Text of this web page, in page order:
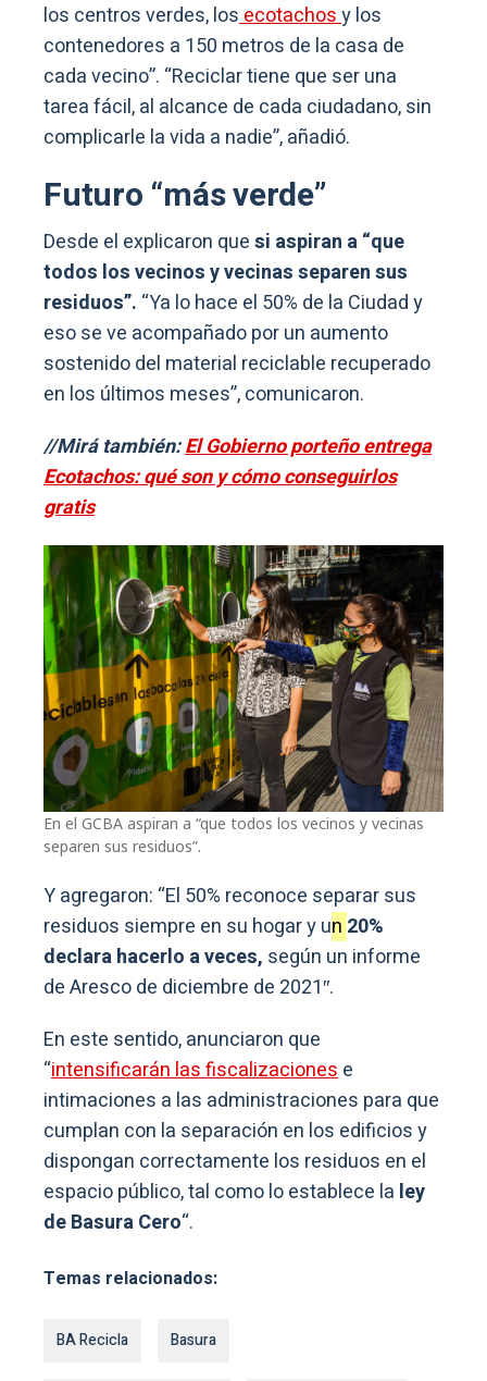
los centros verdes, losecotachosy los
contenedores a 150 metros de la casa de
cada vecino”. “Reciclar tiene que ser una
tarea fácil, al alcance de cada ciudadano, sin
complicarle la vida a nadie”, añadió.
Futuro “más verde”
Desde el explicaron quesi aspiran a “que
todos los vecinos y vecinas separen sus
residuos”. “Ya lo hace el 50% de la Ciudad y
eso se ve acompañado por un aumento
sostenido del material reciclable recuperado
en los últimos meses”, comunicaron.
//Mirá también:El Gobierno porteño entrega
Ecotachos: qué son y cómo conseguirlos
gratis
En el GCBA aspiran a “que todos los vecinos y vecinas
separen sus residuos”.
Y agregaron: “El 50% reconoce separar sus
residuos siempre en su hogar y un 20%
declara hacerlo a veces, según un informe
de Aresco de diciembre de 2021″.
En este sentido, anunciaron que
“intensificarán las fiscalizacionese
intimaciones a las administraciones para que
cumplan con la separación en los edificios y
dispongan correctamente los residuos en el
espacio público, tal como lo establece la ley
de Basura Cero“.
Temas relacionados:
BA Recicla Basura